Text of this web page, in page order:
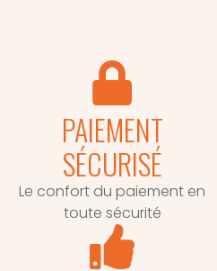
PAIEMENT
SÉCURISÉ
Le confort du paiement en
toute sécurité